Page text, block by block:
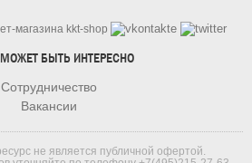
БЫТЬ ИНТЕРЕСНО
Сотрудничество
Вакансии
не является публичной офертой.